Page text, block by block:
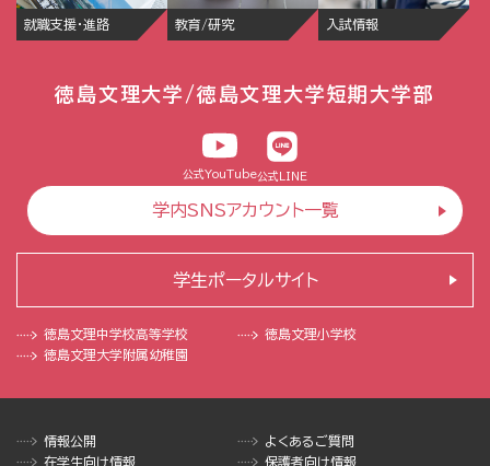
就職支援・進路 教育/研究 入試情報
徳島文理大学/徳島文理大学短期大学部
公式YouTube公式LINE
学内SNSアカウント一覧
徳島文理中学校高等学校
徳島文理小学校
徳島文理大学附属幼稚園
学生ポータルサイト
情報公開
よくあるご質問
在学生向け情報
保護者向け情報